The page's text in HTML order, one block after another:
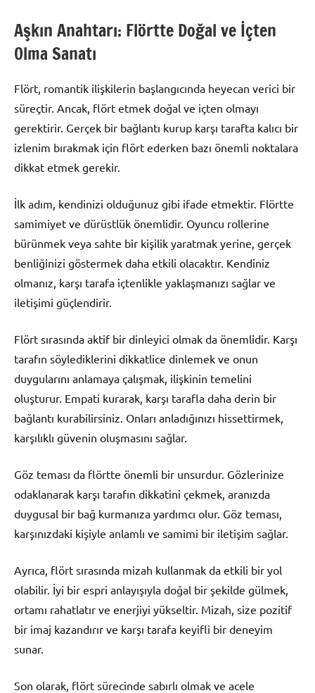
Aşkın Anahtarı: Flörtte Doğal ve İçten
Olma Sanatı
Flört, romantik ilişkilerin başlangıcında heyecan verici bir
süreçtir. Ancak, flört etmek doğal ve içten olmayı
gerektirir. Gerçek bir bağlantı kurup karşı tarafta kalıcı bir
izlenim bırakmak için flört ederken bazı önemli noktalara
dikkat etmek gerekir.
İlk adım, kendinizi olduğunuz gibi ifade etmektir. Flörtte
samimiyet ve dürüstlük önemlidir. Oyuncu rollerine
bürünmek veya sahte bir kişilik yaratmak yerine, gerçek
benliğinizi göstermek daha etkili olacaktır. Kendiniz
olmanız, karşı tarafa içtenlikle yaklaşmanızı sağlar ve
iletişimi güçlendirir.
Flört sırasında aktif bir dinleyici olmak da önemlidir. Karşı
tarafın söylediklerini dikkatlice dinlemek ve onun
duygularını anlamaya çalışmak, ilişkinin temelini
oluşturur. Empati kurarak, karşı tarafla daha derin bir
bağlantı kurabilirsiniz. Onları anladığınızı hissettirmek,
karşılıklı güvenin oluşmasını sağlar.
Göz teması da flörtte önemli bir unsurdur. Gözlerinize
odaklanarak karşı tarafın dikkatini çekmek, aranızda
duygusal bir bağ kurmanıza yardımcı olur. Göz teması,
karşınızdaki kişiyle anlamlı ve samimi bir iletişim sağlar.
Ayrıca, flört sırasında mizah kullanmak da etkili bir yol
olabilir. İyi bir espri anlayışıyla doğal bir şekilde gülmek,
ortamı rahatlatır ve enerjiyi yükseltir. Mizah, size pozitif
bir imaj kazandırır ve karşı tarafa keyifli bir deneyim
sunar.
Son olarak, flört sürecinde sabırlı olmak ve acele